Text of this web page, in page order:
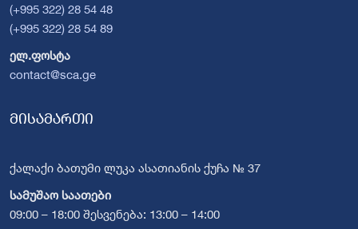
(+995 322) 28 54 48
(+995 322) 28 54 89
ელ.ფოსტა
contact@sca.ge
მისამართი
ქალაქი ბათუმი ლუკა ასათიანის ქუჩა № 37
სამუშაო საათები
09:00 – 18:00 შესვენება: 13:00 – 14:00